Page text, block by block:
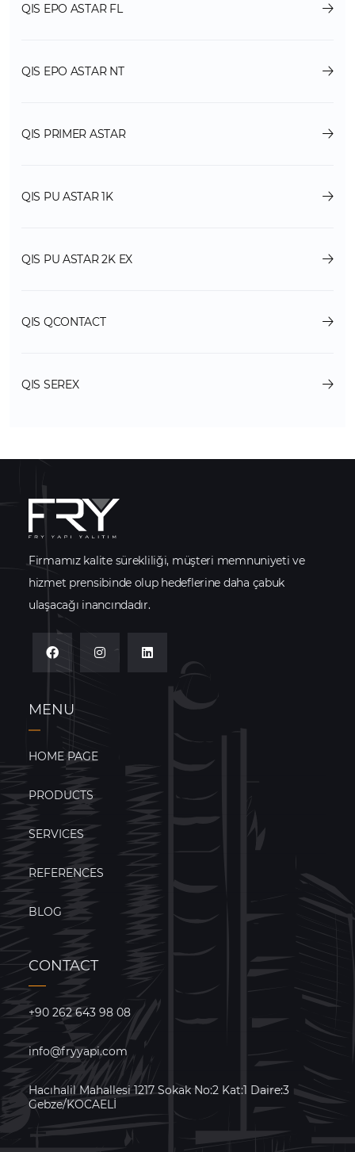
QIS EPO ASTAR FL
QIS EPO ASTAR NT
QIS PRIMER ASTAR
QIS PU ASTAR 1K
QIS PU ASTAR 2K EX
QIS QCONTACT
QIS SEREX
Firmamız kalite sürekliliği, müşteri memnuniyeti ve
hizmet prensibinde olup hedeflerine daha çabuk
ulaşacağı inancındadır.
MENU
HOME PAGE
PRODUCTS
SERVICES
REFERENCES
BLOG
CONTACT
+90 262 643 98 08
info@fryyapi.com
Hacıhalil Mahallesi 1217 Sokak No:2 Kat:1 Daire:3
Gebze/KOCAELİ